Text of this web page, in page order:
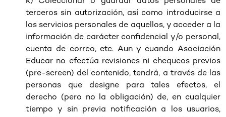
terceros sin autorización, así como introducirse a
los servicios personales de aquellos, y acceder a la
información de carácter confidencial y/o personal,
cuenta de correo, etc. Aun y cuando Asociación
Educar no efectúa revisiones ni chequeos previos
(pre-screen) del contenido, tendrá, a través de las
personas que designe para tales efectos, el
derecho (pero no la obligación) de, en cualquier
tiempo y sin previa notificación a los usuarios,